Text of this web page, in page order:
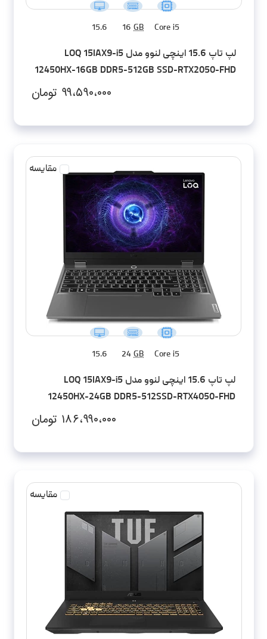
Core i5
16 GB
15.6
لپ تاپ 15.6 اینچی لنوو مدل LOQ 15IAX9-i5
12450HX-16GB DDR5-512GB SSD-RTX2050-FHD
۹۹،۵۹۰،۰۰۰ تومان
مقایسه
Core i5
24 GB
15.6
لپ تاپ 15.6 اینچی لنوو مدل LOQ 15IAX9-i5
12450HX-24GB DDR5-512SSD-RTX4050-FHD
۱۸۶،۹۹۰،۰۰۰ تومان
مقایسه